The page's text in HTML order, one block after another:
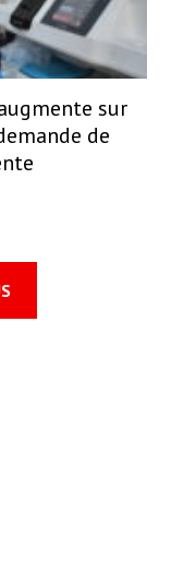
sur
de